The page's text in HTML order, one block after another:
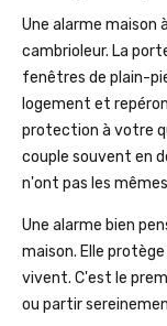
Une alarme maison
cambrioleur. La
fenêtres de plain-
logement et
protection à votre
couple souvent en
n'ont pas les
Une alarme bien
maison. Elle
vivent. C'est le
ou partir